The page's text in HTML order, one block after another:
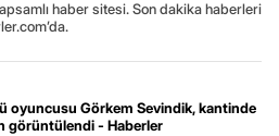
haber sitesi. Son dakika haberleri
oyuncusu Görkem Sevindik, kantinde
görüntülendi - Haberler